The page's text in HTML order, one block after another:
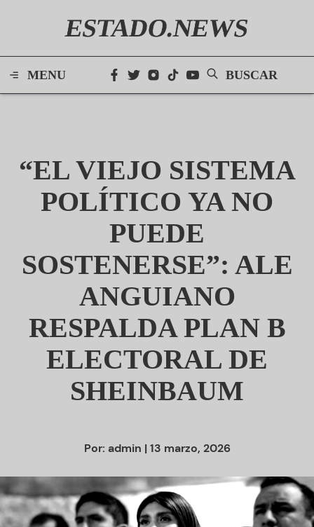
ESTADO.NEWS
MENU BUSCAR
“EL VIEJO SISTEMA
POLÍTICO YA NO
PUEDE
SOSTENERSE”: ALE
ANGUIANO
RESPALDA PLAN B
ELECTORAL DE
SHEINBAUM
Por: admin | 13 marzo, 2026